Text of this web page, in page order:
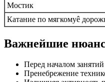
Мостик
Катание по мягкомуê
Важнейшие
Перед началом
Пренебрежение